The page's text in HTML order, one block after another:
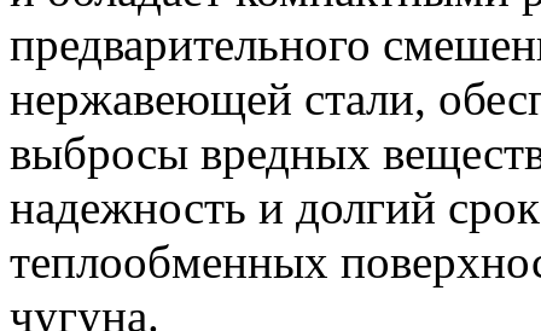
предварительного
нержавеющей стали,
выбросы вредных
надежность и долгий
теплообменных
чугуна.